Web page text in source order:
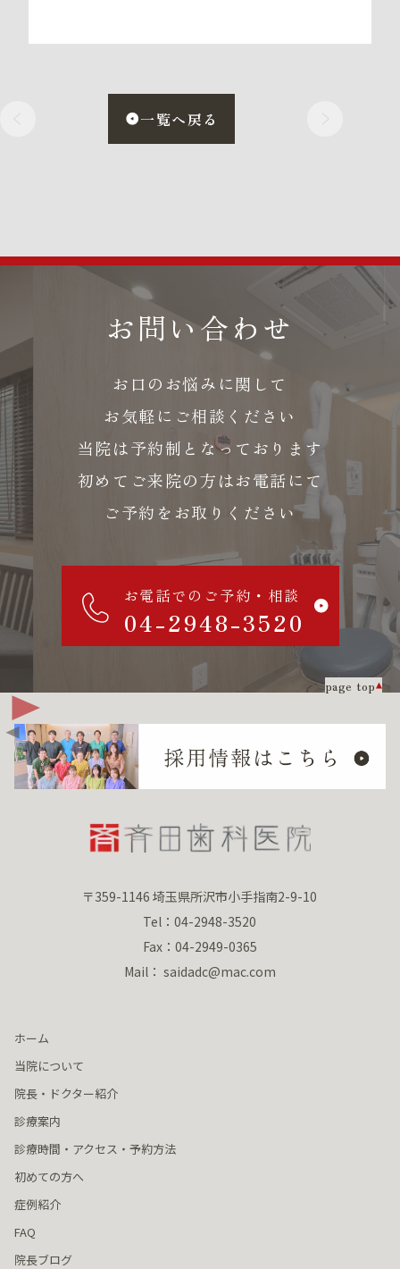
一覧へ戻る
お問い合わせ
お口のお悩みに関して
お気軽にご相談ください
当院は予約制となっております
初めてご来院の方はお電話にて
ご予約をお取りください
お電話でのご予約・相談
04-2948-3520
page top
〒359-1146 埼玉県所沢市小手指南2-9-10
Tel：04-2948-3520
Fax：04-2949-0365
Mail： saidadc@mac.com
ホーム
当院について
院長・ドクター紹介
診療案内
診療時間・アクセス・予約方法
初めての方へ
症例紹介
FAQ
院長ブログ